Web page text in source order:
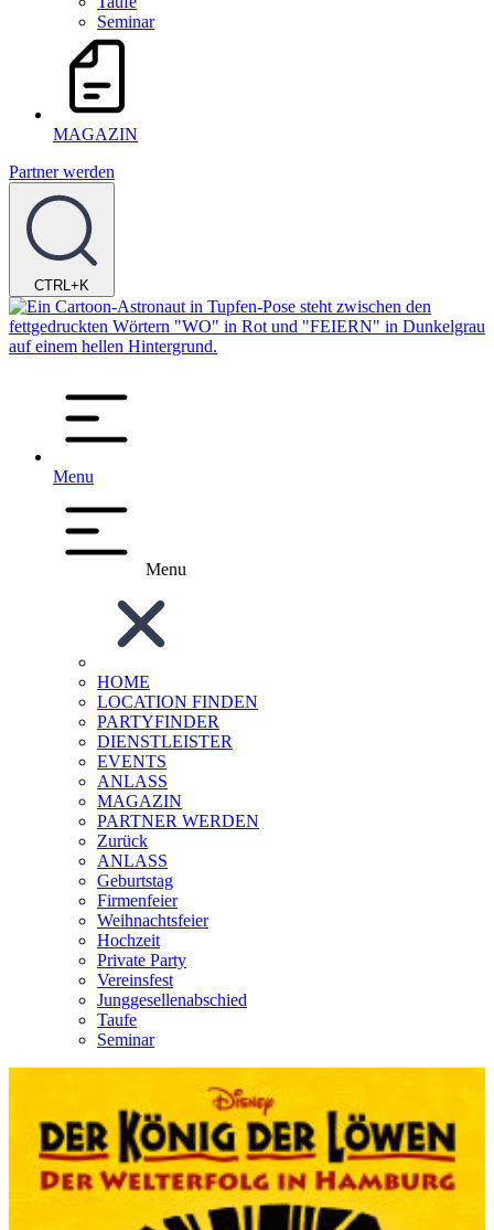
Seminar
MAGAZIN
Partner werden
CTRL+K
Menu
Menu
HOME
LOCATION FINDEN
PARTYFINDER
DIENSTLEISTER
EVENTS
ANLASS
MAGAZIN
PARTNER WERDEN
Zurück
ANLASS
Geburtstag
Firmenfeier
Weihnachtsfeier
Hochzeit
Private Party
Vereinsfest
Junggesellenabschied
Taufe
Seminar